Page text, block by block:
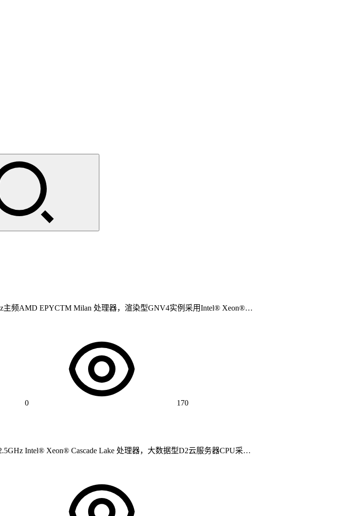
主频AMD EPYCTM Milan 处理器，渲染型GNV4实例采用Intel® Xeon®…
0 170
Intel® Xeon® Cascade Lake 处理器，大数据型D2云服务器CPU采…